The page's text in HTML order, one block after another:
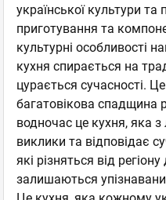
української культури та
приготування та
культурні особливості
кухня спирається на
цурається сучасності.
багатовікова спадщина
водночас це кухня, яка з
виклики та відповідає
які різняться від
залишаються